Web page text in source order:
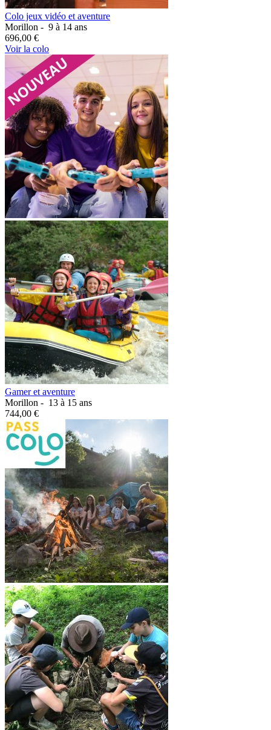
Colo jeux vidéo et aventure
Morillon - 9 à 14 ans
696,00 €
Voir la colo
Gamer et aventure
Morillon - 13 à 15 ans
744,00 €